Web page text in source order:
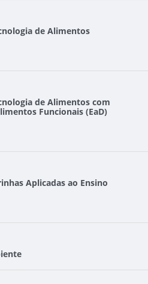
de Alimentos
de Alimentos com
Funcionais (EaD)
Aplicadas ao Ensino